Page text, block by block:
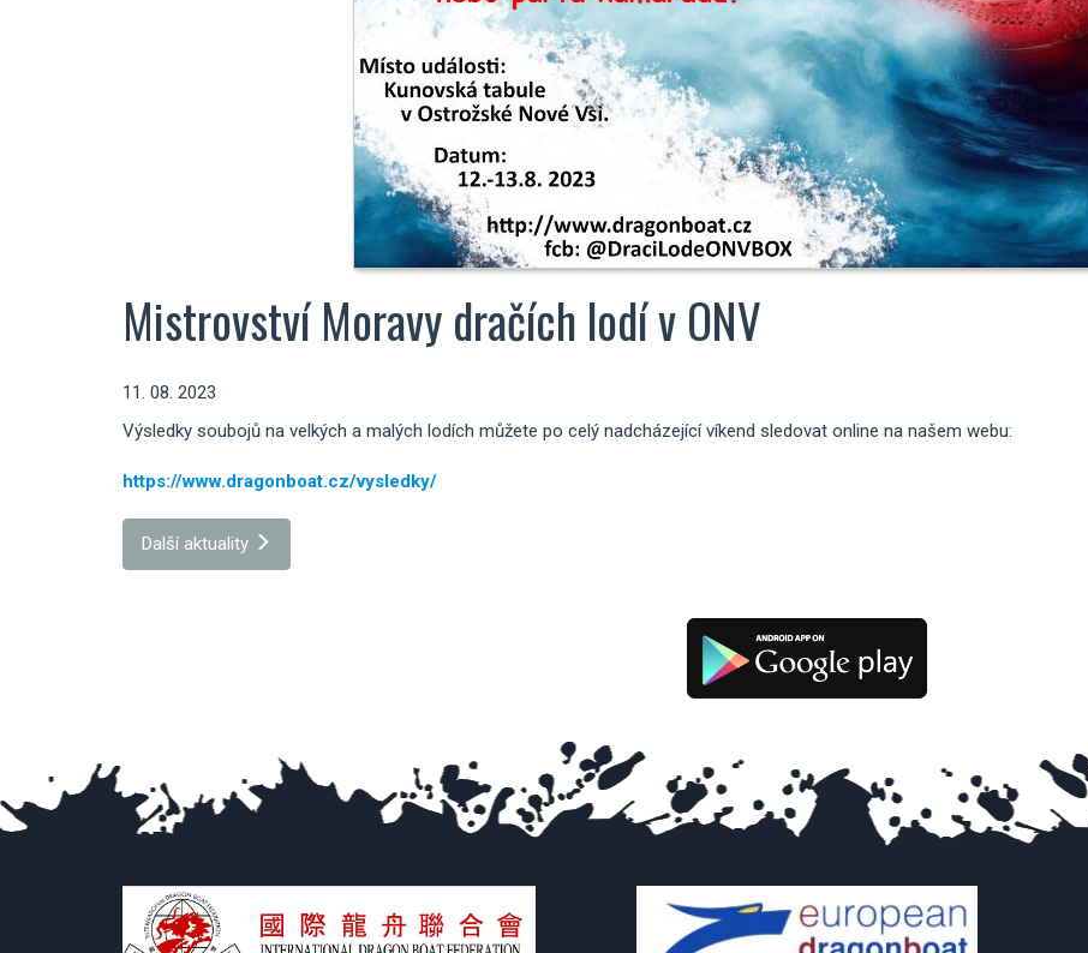
Mistrovství Moravy dračích lodí v ONV
11. 08. 2023
Výsledky soubojů na velkých a malých lodích můžete po celý nadcházející víkend sledovat online na našem webu:
https://www.dragonboat.cz/vysledky/
Další aktuality